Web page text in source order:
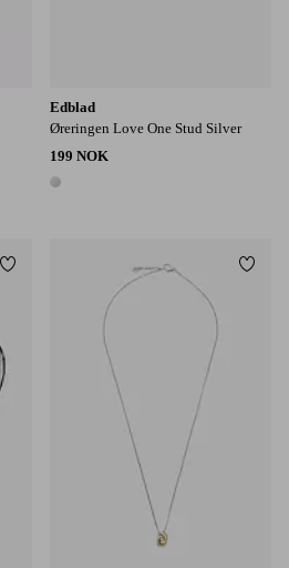
Edblad
Øreringen Love One Stud Silver
199 NOK
1 farge
Legg til favoritter